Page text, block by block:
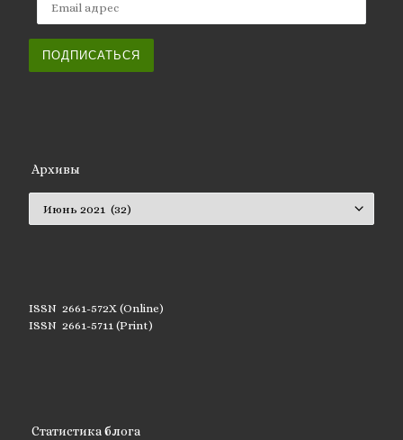
ПОДПИСАТЬСЯ
Архивы
ISSN 2661-572X (Online)
ISSN 2661-5711 (Print)
Статистика блога